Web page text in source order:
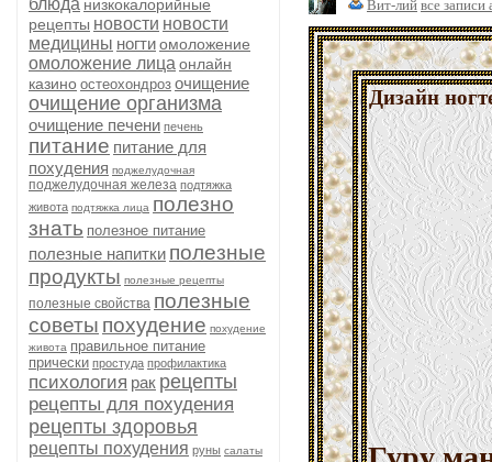
блюда низкокалорийные
рецепты новости новости
медицины ногтиомоложение
омоложение лица онлайн
казино остеохондроз очищение
очищение организма
очищение печени печень
питание питание для
похудения поджелудочная
поджелудочная железа подтяжка
живота подтяжка лица полезно
знать полезное питание
полезные напитки полезные
продукты полезные рецепты
полезные свойства полезные
советы похудение похудение
живота правильное питание
прически простуда профилактика
психология рак рецепты
рецепты для похудения
рецепты здоровья
рецепты похудения руны салаты
Вит-лий все записи
Дизайн